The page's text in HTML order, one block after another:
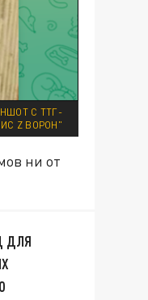
С ТТГ-
Z ВОРОН"
ни от
для